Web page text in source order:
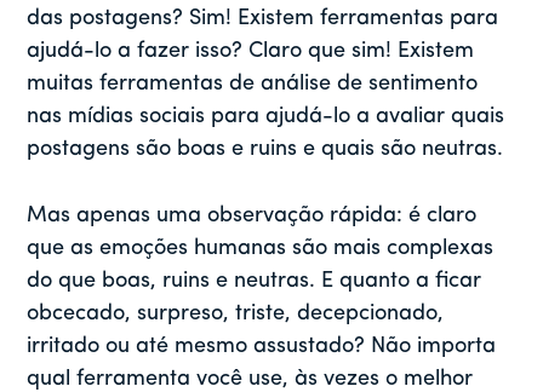
das postagens? Sim! Existem ferramentas para
ajudá-lo a fazer isso? Claro que sim! Existem
muitas ferramentas de análise de sentimento
nas mídias sociais para ajudá-lo a avaliar quais
postagens são boas e ruins e quais são neutras.
Mas apenas uma observação rápida: é claro
que as emoções humanas são mais complexas
do que boas, ruins e neutras. E quanto a ficar
obcecado, surpreso, triste, decepcionado,
irritado ou até mesmo assustado? Não importa
qual ferramenta você use, às vezes o melhor